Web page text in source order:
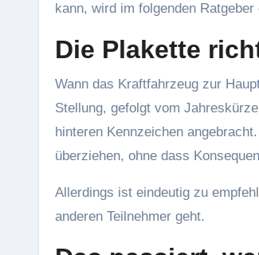
kann, wird im folgenden Ratgeber
Die Plakette
Wann das Kraftfahrzeug zur
Stellung, gefolgt vom
hinteren Kennzeichen
überziehen, ohne dass
Allerdings ist eindeutig zu
anderen Teilnehmer geht.